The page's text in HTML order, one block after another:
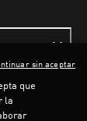
que
la
sin aceptar